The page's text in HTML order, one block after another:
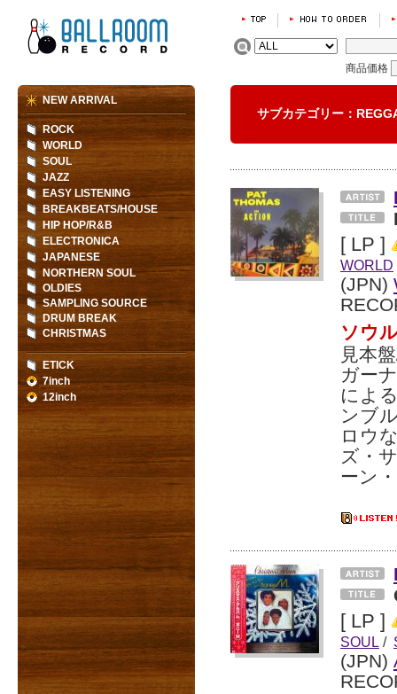
商品価格
サブカテゴリー：
[ LP ]
WORLD
(JPN)
ソウ
見本
ガー
によ
ンブ
ロウ
ズ・
ーン
[ LP ]
SOUL /
(JPN)
NEW ARRIVAL
ROCK
WORLD
SOUL
JAZZ
EASY LISTENING
BREAKBEATS/HOUSE
HIP HOP/R&B
ELECTRONICA
JAPANESE
NORTHERN SOUL
OLDIES
SAMPLING SOURCE
DRUM BREAK
CHRISTMAS
ETICK
7inch
12inch